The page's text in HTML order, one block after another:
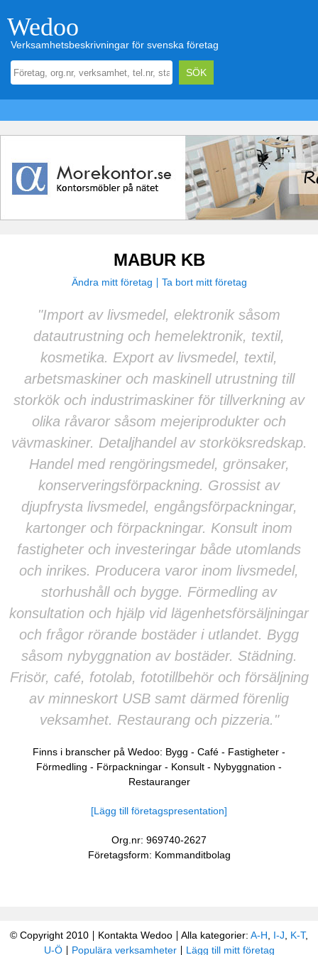
Wedoo
Verksamhetsbeskrivningar för svenska företag
MABUR KB
Ändra mitt företag Ta bort mitt företag
"Import av livsmedel, elektronik såsom
datautrustning och hemelektronik, textil,
kosmetika. Export av livsmedel, textil,
arbetsmaskiner och maskinell utrustning till
storkök och industrimaskiner för tillverkning av
olika råvaror såsom mejeriprodukter och
vävmaskiner. Detaljhandel av storköksredskap.
Handel med rengöringsmedel, grönsaker,
konserveringsförpackning. Grossist av
djupfrysta livsmedel, engångsförpackningar,
kartonger och förpackningar. Konsult inom
fastigheter och investeringar både utomlands
och inrikes. Producera varor inom livsmedel,
storhushåll och bygge. Förmedling av
konsultation och hjälp vid lägenhetsförsäljningar
och frågor rörande bostäder i utlandet. Bygg
såsom nybyggnation av bostäder. Städning.
Frisör, café, fotolab, fototillbehör och försäljning
av minneskort USB samt därmed förenlig
veksamhet. Restaurang och pizzeria."
Finns i branscher på Wedoo: Bygg - Café - Fastigheter -
Förmedling - Förpackningar - Konsult - Nybyggnation -
Restauranger
[Lägg till företagspresentation]
Org.nr: 969740-2627
Företagsform: Kommanditbolag
© Copyright 2010 Kontakta Wedoo Alla kategorier: A-H I-J K-T,
U-Ö
Populära verksamheter Lägg till mitt företag